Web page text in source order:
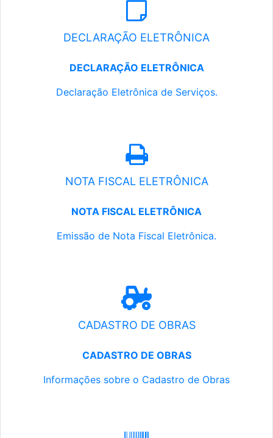
DECLARAÇÃO ELETRÔNICA
DECLARAÇÃO ELETRÔNICA
Declaração Eletrônica de Serviços.
NOTA FISCAL ELETRÔNICA
NOTA FISCAL ELETRÔNICA
Emissão de Nota Fiscal Eletrônica.
CADASTRO DE OBRAS
CADASTRO DE OBRAS
Informações sobre o Cadastro de Obras